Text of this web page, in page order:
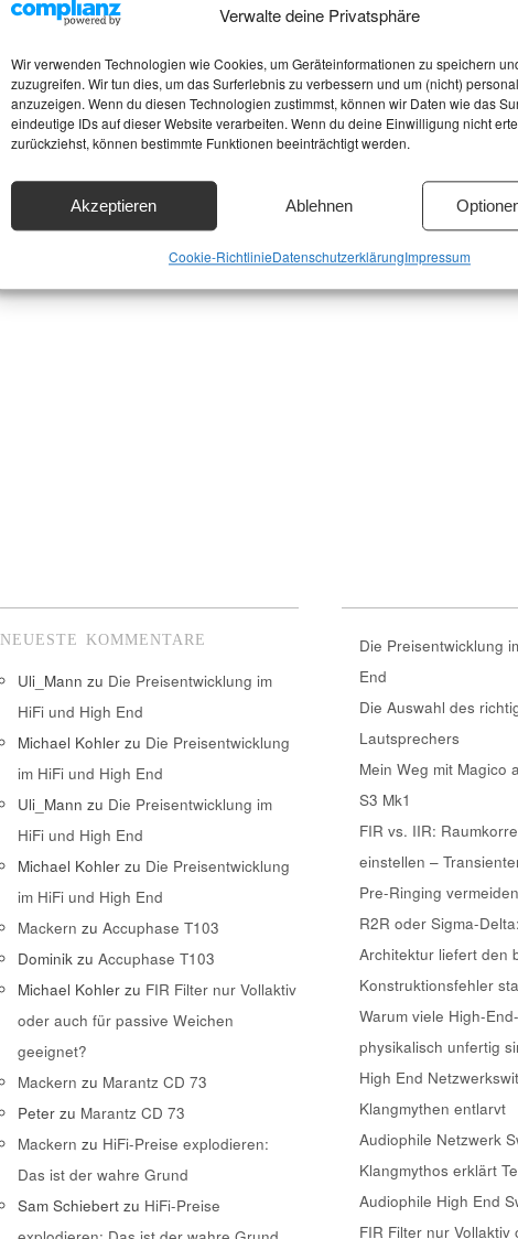
Verwalte deine Privatsphäre
Wir verwenden Technologien wie Cookies, um Geräteinformationen zu speichern
zuzugreifen. Wir tun dies, um das Surferlebnis zu verbessern und um (nicht)
anzuzeigen. Wenn du diesen Technologien zustimmst, können wir Daten wie das
eindeutige IDs auf dieser Website verarbeiten. Wenn du deine Einwilligung nicht
zurückziehst, können bestimmte Funktionen beeinträchtigt werden.
Akzeptieren Ablehnen
Cookie-RichtlinieDatenschutzerklärungImpressum
NEUESTE KOMMENTARE
Uli_Mann zu Die Preisentwicklung im
HiFi und High End
Michael Kohler zu Die Preisentwicklung
im HiFi und High End
Uli_Mann zu Die Preisentwicklung im
HiFi und High End
Michael Kohler zu Die Preisentwicklung
im HiFi und High End
Mackern zuAccuphase T103
Dominik zuAccuphase T103
Michael Kohler zu FIR Filter nur Vollaktiv
oder auch für passive Weichen
geeignet?
Mackern zu Marantz CD 73
Peter zu Marantz CD 73
Mackern zu HiFi-Preise explodieren:
Das ist der wahre Grund
Sam Schiebert zu HiFi-Preise
Die Preisentwicklung
End
Die Auswahl des
Lautsprechers
Mein Weg mit Magico
S3 Mk1
FIR vs. IIR:
einstellen –
Pre-Ringing vermeiden
R2R oder Sigma-
Architektur liefert den
Konstruktionsfehler
Warum viele High-
physikalisch unfertig
High End
Klangmythen entlarvt
Audiophile Netzwerk
Klangmythos erklärt
Audiophile High End
FIR Filter nur